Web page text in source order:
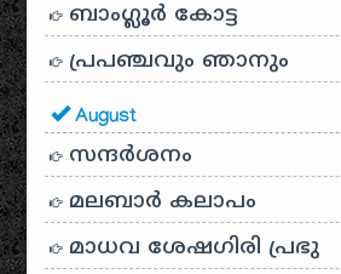
ബാംഗ്ലൂർ കോട്ട
പ്രപഞ്ചവും ഞാനും
August
സന്ദര്‍ശനം
മലബാർ കലാപം
മാധവ ശേഷഗിരി പ്രഭു